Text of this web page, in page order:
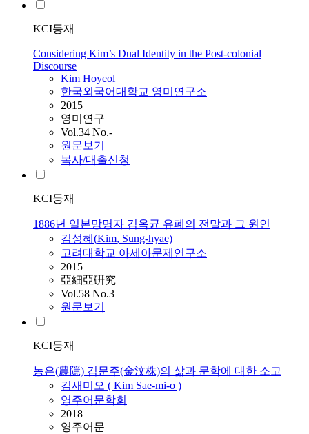
KCI등재
Considering Kim’s Dual Identity in the Post-colonial
Discourse
Kim Hoyeol
한국외국어대학교 영미연구소
2015
영미연구
Vol.34 No.-
원문보기
복사/대출신청
KCI등재
1886년 일본망명자 김옥균 유폐의 전말과 그 원인
김성혜(Kim, Sung-hyae)
고려대학교 아세아문제연구소
2015
亞細亞硏究
Vol.58 No.3
원문보기
KCI등재
농은(農隱) 김문주(金汶株)의 삶과 문학에 대한 소고
김새미오 ( Kim Sae-mi-o )
영주어문학회
2018
영주어문